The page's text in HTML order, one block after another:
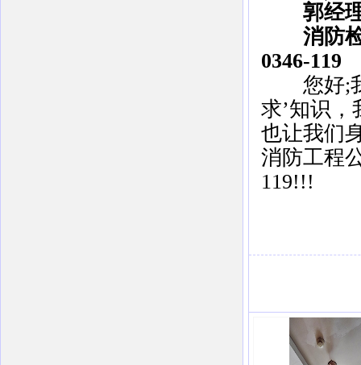
郭经理
消防检
0346-119
您好;我
求’知识
也让我们
消防工程
119!!!